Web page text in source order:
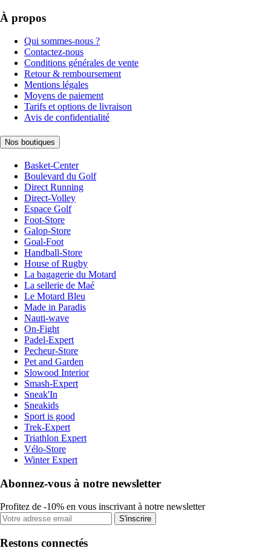
À propos
Qui sommes-nous ?
Contactez-nous
Conditions générales de vente
Retour & remboursement
Mentions légales
Moyens de paiement
Tarifs et options de livraison
Avis de confidentialité
Nos boutiques
Basket-Center
Boulevard du Golf
Direct Running
Direct-Volley
Espace Golf
Foot-Store
Galop-Store
Goal-Foot
Handball-Store
House of Rugby
La bagagerie du Motard
La sellerie de Maé
Le Motard Bleu
Made in Paradis
Nauti-wave
On-Fight
Padel-Expert
Pecheur-Store
Pet and Garden
Slowood Interior
Smash-Expert
Sneak'In
Sneakids
Sport is good
Trek-Expert
Triathlon Expert
Vélo-Store
Winter Expert
Abonnez-vous à notre newsletter
Profitez de -10% en vous inscrivant à notre newsletter
S'inscrire
Restons connectés